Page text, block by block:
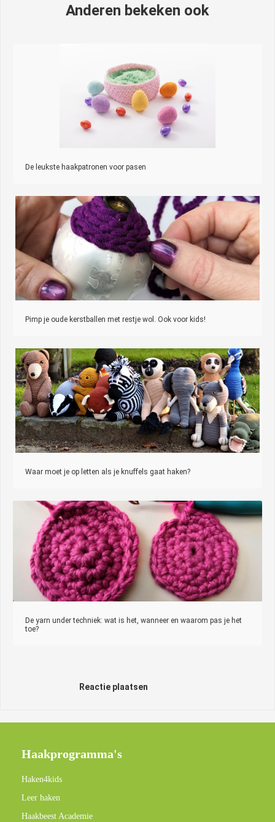
Anderen bekeken ook
De leukste haakpatronen voor pasen
Pimp je oude kerstballen met restje wol. Ook voor kids!
Waar moet je op letten als je knuffels gaat haken?
De yarn under techniek: wat is het, wanneer en waarom pas je het
toe?
Reactie plaatsen
Haakprogramma's
Haken4kids
Leer haken
Haakbeest Academie